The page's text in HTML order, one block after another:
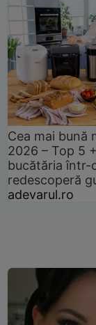
Cea mai bună
2026 – Top 5
bucătăria într-
redescoperă
adevarul.ro